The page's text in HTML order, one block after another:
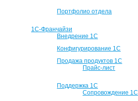
Портфолио отдела
1С-Франчайзи
Внедрение 1С
Конфигурирование 1С
Продажа продуктов 1С
Прайс-лист
Поддержка 1С
Сопровождение 1С